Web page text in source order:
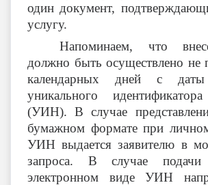
один документ,
услугу.
Напоминаем, что
должно быть осуществлено не
календарных дней с даты
уникального
(УИН). В случае
бумажном формате при
УИН выдается заявителю в
запроса. В случае
электронном виде УИН